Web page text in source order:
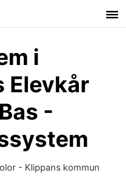
i
Elevkår
-
- Klippans kommun